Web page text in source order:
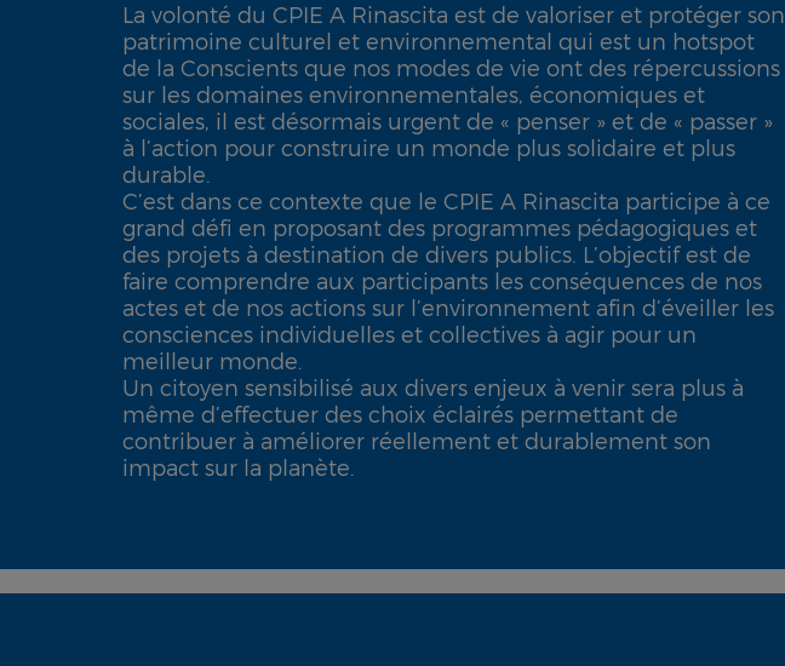
La volonté du CPIE A Rinascita est de valoriser et protéger son
patrimoine culturel et environnemental qui est un hotspot
de la Conscients que nos modes de vie ont des répercussions
sur les domaines environnementales, économiques et
sociales, il est désormais urgent de « penser » et de « passer »
à l’action pour construire un monde plus solidaire et plus
durable.
C’est dans ce contexte que le CPIE A Rinascita participe à ce
grand défi en proposant des programmes pédagogiques et
des projets à destination de divers publics. L’objectif est de
faire comprendre aux participants les conséquences de nos
actes et de nos actions sur l’environnement afin d’éveiller les
consciences individuelles et collectives à agir pour un
meilleur monde.
Un citoyen sensibilisé aux divers enjeux à venir sera plus à
même d’effectuer des choix éclairés permettant de
contribuer à améliorer réellement et durablement son
impact sur la planète.